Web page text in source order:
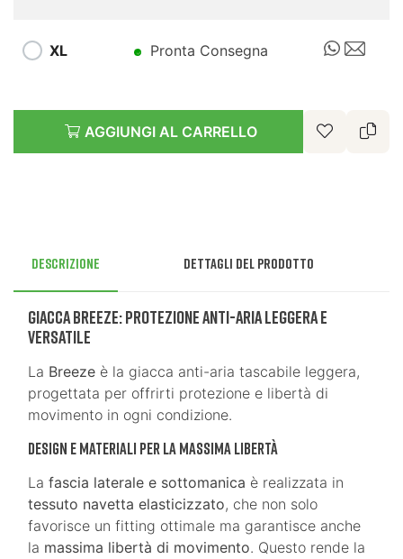
XL Pronta Consegna
AGGIUNGI AL CARRELLO
Descrizione Dettagli del prodotto
Giacca Breeze: Protezione Anti-Aria Leggera e
Versatile
La Breeze è la giacca anti-aria tascabile leggera,
progettata per offrirti protezione e libertà di
movimento in ogni condizione.
Design e Materiali per la Massima Libertà
La fascia laterale e sottomanica è realizzata in
tessuto navetta elasticizzato, che non solo
favorisce un fitting ottimale ma garantisce anche
la massima libertà di movimento. Questo rende la